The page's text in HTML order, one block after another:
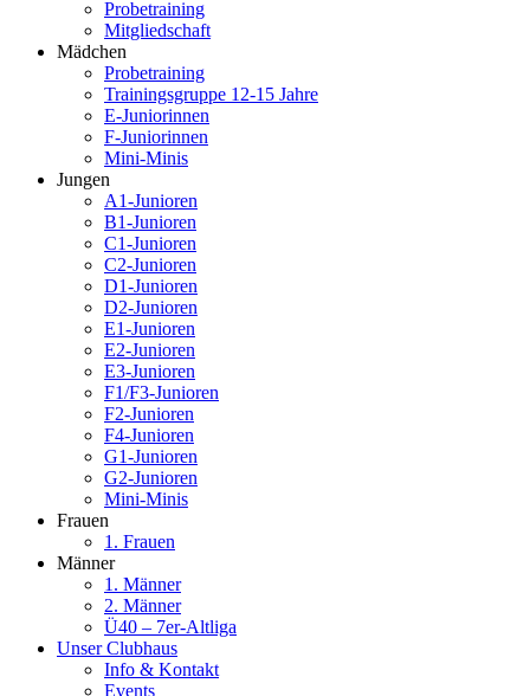
Probetraining
Mitgliedschaft
Mädchen
Probetraining
Trainingsgruppe 12-15 Jahre
E-Juniorinnen
F-Juniorinnen
Mini-Minis
Jungen
A1-Junioren
B1-Junioren
C1-Junioren
C2-Junioren
D1-Junioren
D2-Junioren
E1-Junioren
E2-Junioren
E3-Junioren
F1/F3-Junioren
F2-Junioren
F4-Junioren
G1-Junioren
G2-Junioren
Mini-Minis
Frauen
1. Frauen
Männer
1. Männer
2. Männer
Ü40 – 7er-Altliga
Unser Clubhaus
Info & Kontakt
Events